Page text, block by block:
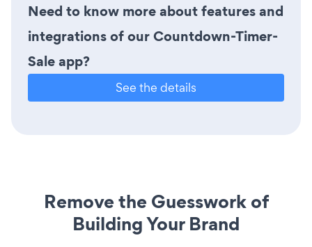
Need to know more about features and
integrations of our Countdown-Timer-
Sale app?
See the details
Remove the Guesswork of
Building Your Brand